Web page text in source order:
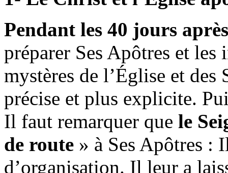
Pendant les 40 jours
préparer Ses Apôtres et
mystères de l’Église et des
précise et plus explicite.
Il faut remarquer que le
de route » à Ses Apôtres :
d’organisation. Il leur a